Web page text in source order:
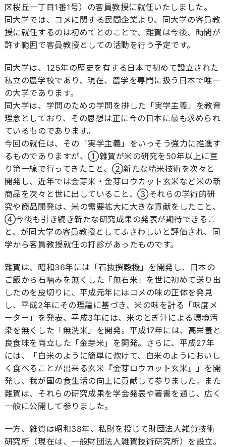
区桜丘一丁目1番1号）の客員教授に就任いたしました。
同大学では、コメに関する民間企業より、同大学の客員教
授に就任するのは初めてとのことで、雜賀は今後、時間が
許す範囲で客員教授としての活動を行う予定です。
同大学は、125年の歴史を有する日本で初めて設立された
私立の農学校であり、現在、農学を専門に扱う日本で唯一
の大学であります。
同大学は、学問のための学問を排した「実学主義」を教育
理念としており、その思想は正に今の日本に最も求められ
ているものであります。
今回の就任は、その「実学主義」をいっそう強力に推進す
るものでありますが、①雜賀が米の研究を50年以上に亘
り第一線で行ってきたこと、②新たな精米技術を次々と
開発し、近年では金芽米・金芽ロウカット玄米など米の新
商品を次々と世に出していること、③それらの学術的研
究や商品開発は、米の需要拡大に大きな貢献をしたこと、
④今後も引き続き新たな研究成果の発表が期待できるこ
と、が同大学の客員教授としてふさわしいと評価され、同
学から客員教授就任の打診があったものです。
雜賀は、昭和36年には「石抜撰穀機」を開発し、日本の
ご飯から石噛みを無くした「無石米」を世に初めて送り出
したのを皮切りに、平成元年にはコメの味の正体を発見
し、平成2年にその理論に基づき、米の味を計る「味度メ
ーター」を発表、平成3年には、米のとぎ汁による環境汚
染を無くした「無洗米」を開発。平成17年には、高栄養と
良食味を両立した「金芽米」を開発。さらに、平成27年
には、「白米のように簡単に炊けて、白米のようにおいし
く食べることが出来る玄米『金芽ロウカット玄米』」を開
発し、我が国の食生活の向上に貢献して参りました。また
雜賀は、それらの研究成果を学会発表や著書を通じ、広く
一般に公開して参りました。
一方、雜賀は昭和38年、私財を投じて財団法人雑賀技術
研究所（現在は、一般財団法人雑賀技術研究所）を設立。